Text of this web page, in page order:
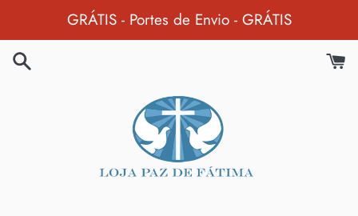
para
GRÁTIS - Portes de Envio - GRÁTIS